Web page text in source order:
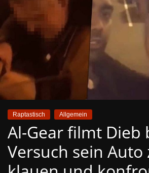
Raptastisch Allgemein
Al-Gear filmt Dieb
Versuch sein Auto